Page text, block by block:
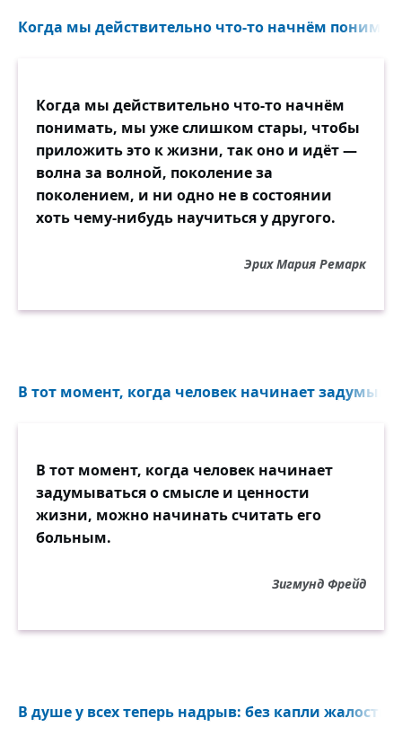
Когда мы действительно что-то начнём
Когда мы действительно что-то начнём
понимать, мы уже слишком стары, чтобы
приложить это к жизни, так оно и идёт —
волна за волной, поколение за
поколением, и ни одно не в состоянии
хоть чему-нибудь научиться у другого.
Эрих Мария Ремарк
В тот момент, когда человек начинает
В тот момент, когда человек начинает
задумываться о смысле и ценности
жизни, можно начинать считать его
больным.
Зигмунд Фрейд
В душе у всех теперь надрыв: без капли жалости